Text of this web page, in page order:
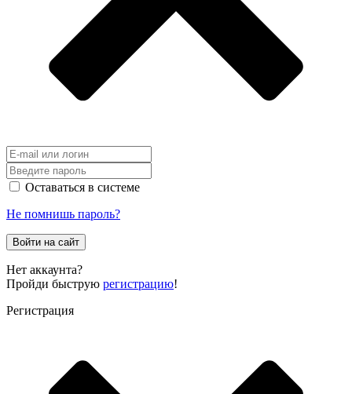
Оставаться в системе
Не помнишь пароль?
Войти на сайт
Нет аккаунта?
Пройди быструю регистрацию!
Регистрация